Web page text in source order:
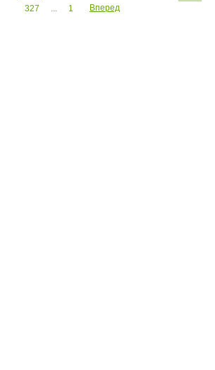
327
... 1 Вперед